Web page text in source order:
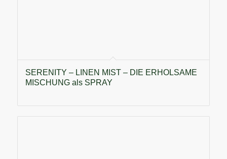
SERENITY – LINEN MIST – DIE ERHOLSAME
MISCHUNG als SPRAY